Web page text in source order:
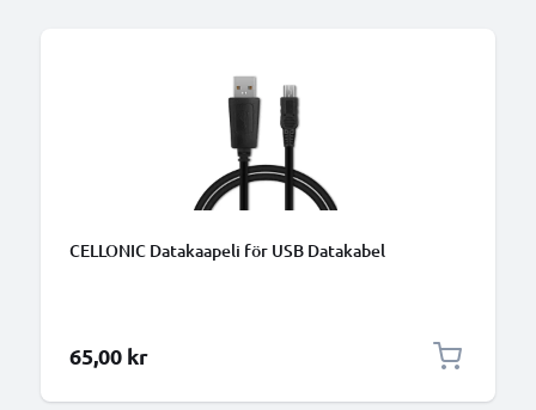
CELLONIC Datakaapeli för USB Datakabel
65,00 kr